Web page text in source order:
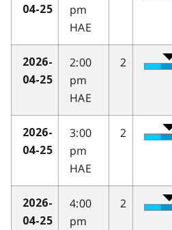
04-25
pm
HAE
2026-
04-25
2:00
pm
HAE
2
2026-
04-25
3:00
pm
HAE
2
2026-
04-25
4:00
pm
2